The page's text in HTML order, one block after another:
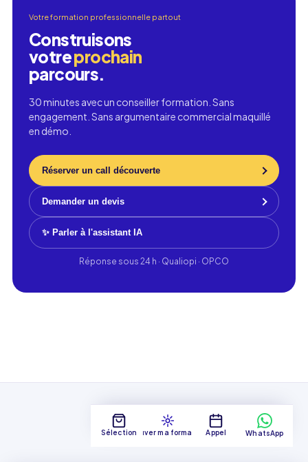
Votre formation professionnelle partout
Construisons
votreprochain
parcours.
30 minutes avec un conseiller formation. Sans
engagement. Sans argumentaire commercial maquillé
en démo.
Réserver un call découverte
Demander un devis
✨ Parler à l'assistant IA
Réponse sous 24 h · Qualiopi · OPCO
SélectionTrouver ma formationAppel WhatsApp